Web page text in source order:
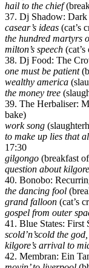
hail to the chief
37. Dj Shadow: Dark
casear’s ideas (cat’s
the hundred martyrs
milton’s speech
38. Dj Food: The
one must be patient
wealthy america
the money tree
39. The Herbaliser:
bake)
work song
to make up lies that
17:30
gilgongo (breakfast
question about
40. Bonobo:
the dancing fool
grand falloon (cat’s
gospel from outer
41. Blue States: First
scold’n’scold the
kilgore’s arrival to
42. Membran: Ein